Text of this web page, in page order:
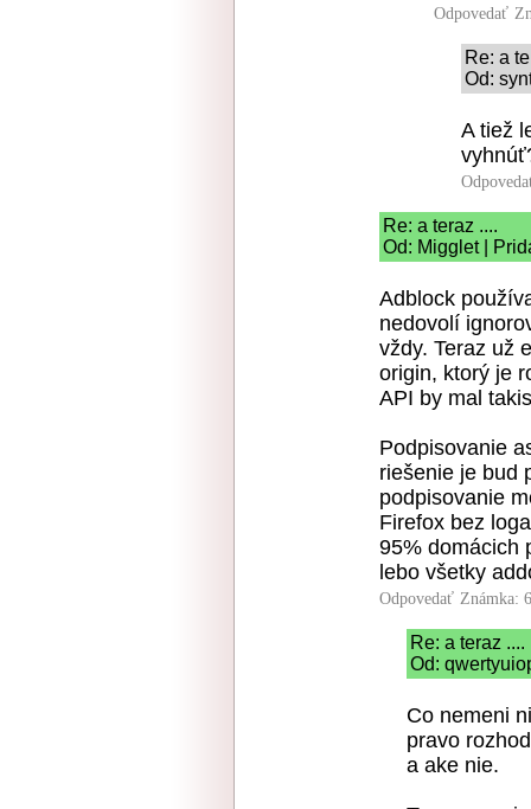
Odpovedať
Re: a
Od:
A tiež
Re: a teraz ....
Od: Migglet |
Adblock
nedovolí
vždy. Teraz už
origin, ktorý je
API by mal
Podpisovanie
riešenie je bud
podpisovanie
Firefox bez
95% domácich
lebo všetky
Odpovedať Známka:
Re: a teraz ....
Od:
Co nemeni
pravo
a ake nie.